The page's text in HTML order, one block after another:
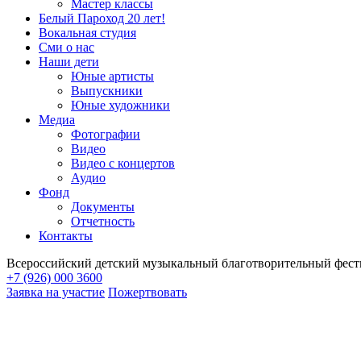
Мастер классы
Белый Пароход 20 лет!
Вокальная студия
Сми о нас
Наши дети
Юные артисты
Выпускники
Юные художники
Медиа
Фотографии
Видео
Видео с концертов
Аудио
Фонд
Документы
Отчетность
Контакты
Всероссийский детский музыкальный благотворительный
+7 (926) 000 3600
Заявка на участие Пожертвовать